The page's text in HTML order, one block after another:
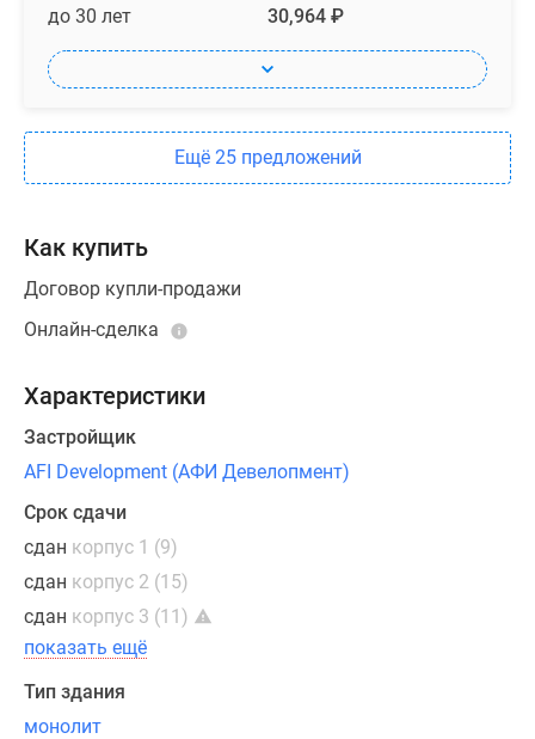
до 30 лет 30,964 ₽
Ещё 25 предложений
Как купить
Договор купли-продажи
Онлайн-сделка
Характеристики
Застройщик
AFI Development (АФИ Девелопмент)
Срок сдачи
сдан корпус 1 (9)
сдан корпус 2 (15)
сдан корпус 3 (11)
показать ещё
Тип здания
монолит